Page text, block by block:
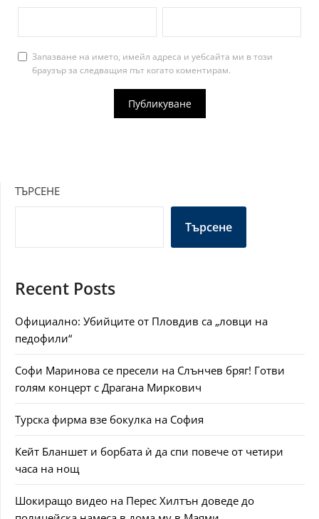
Запазване на името, имейл адреса и уебсайта ми в този
браузър за следващия път когато коментирам.
ТЪРСЕНЕ
Търсене
Recent Posts
Официално: Убийците от Пловдив са „ловци на
педофили“
Софи Маринова се пресели на Слънчев бряг! Готви
голям концерт с Драгана Миркович
Турска фирма взе бокулка на София
Кейт Бланшет и борбата ѝ да спи повече от четири
часа на нощ
Шокиращо видео на Перес Хилтън доведе до